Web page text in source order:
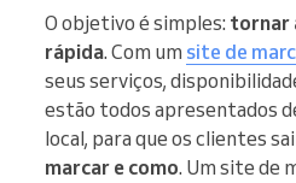
O objetivo é simples: tornar
rápida. Com um site de
seus serviços,
estão todos apresentados
local, para que os clientes
marcar e como. Um site de